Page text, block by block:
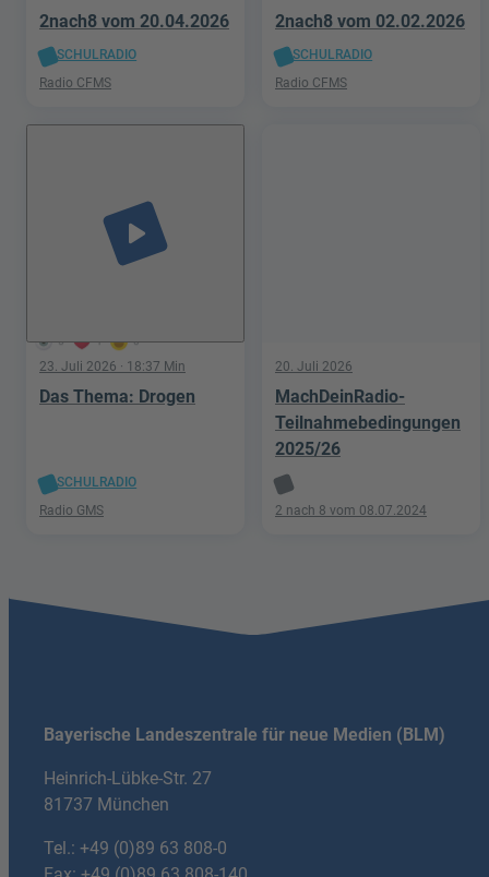
2nach8 vom 20.04.2026
SCHULRADIO
Radio CFMS
2nach8 vom 02.02.2026
SCHULRADIO
Radio CFMS
5 1 0
play_arrow
23. Juli 2026 · 18:37 Min
Das Thema: Drogen
SCHULRADIO
Radio GMS
20. Juli 2026
MachDeinRadio-
Teilnahmebedingungen
2025/26
2 nach 8 vom 08.07.2024
Bayerische Landeszentrale für neue Medien (BLM)
Heinrich-Lübke-Str. 27
81737 München
Tel.: +49 (0)89 63 808-0